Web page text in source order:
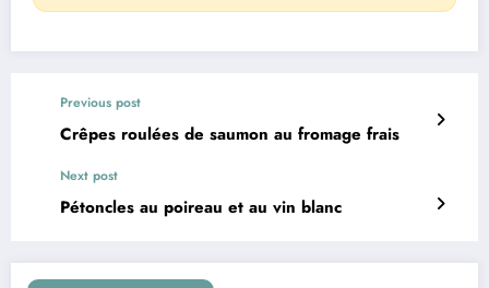
Previous post
Crêpes roulées de saumon au fromage frais
Next post
Pétoncles au poireau et au vin blanc